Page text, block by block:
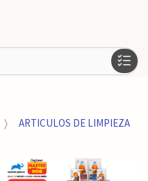
ARTICULOS DE LIMPIEZA